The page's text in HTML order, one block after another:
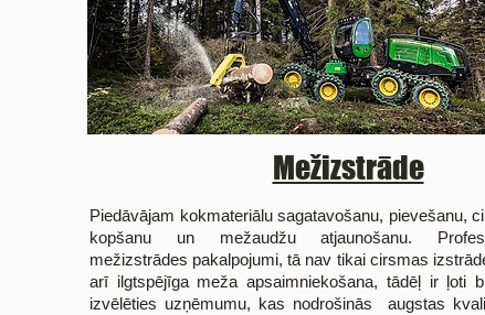
Mežizstrāde
Piedāvājam kokmateriālu sagatavošanu, pievešanu,
kopšanu un mežaudžu atjaunošanu.
mežizstrādes pakalpojumi, tā nav tikai cirsmas
arī ilgtspējīga meža apsaimniekošana, tādēļ ir ļoti
izvēlēties uzņēmumu, kas nodrošinās augstas